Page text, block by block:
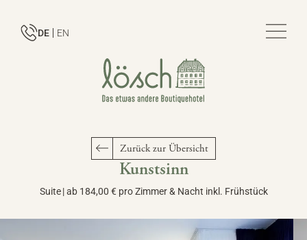
DE EN
Zurück zur Übersicht
Kunstsinn
Suite |ab 184,00 € pro Zimmer & Nacht inkl. Frühstück